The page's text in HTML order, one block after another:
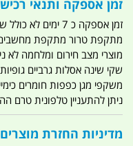
זמן אספקה ותנאי
זמן אספקה כ 7
מתקפת טרור מתקפת
מוצרי מצב חירום ומלחמה לא
שקי שינה אסלות גרביים
משקפי מגן כפפות חומרים
ניתן להתעניין טלפונית טרם ההזמנה
מדיניות החזרת